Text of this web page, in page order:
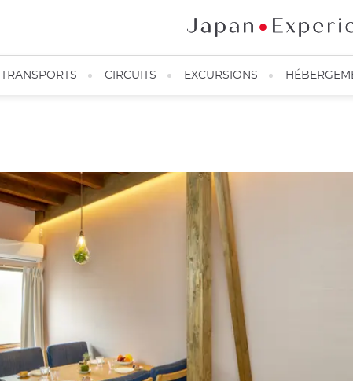
TRANSPORTS CIRCUITS EXCURSIONS